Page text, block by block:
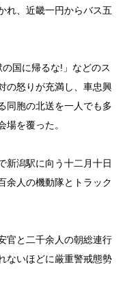
れ、近畿一円からバス五
国に帰るな!」などのス
の怒りが充満し、車忠興
同胞の北送を一人でも多
場を覆った。
新潟駅に向う十二月十日
余人の機動隊とトラック
官と二千余人の朝総連行
ないほどに厳重警戒態勢